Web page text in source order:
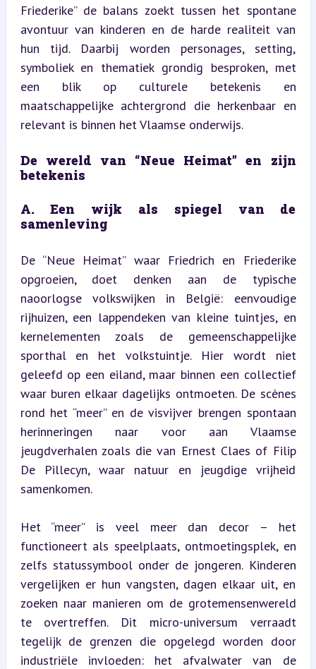
Friederike” de balans zoekt tussen het spontane
avontuur van kinderen en de harde realiteit van
hun tijd. Daarbij worden personages, setting,
symboliek en thematiek grondig besproken, met
een blik op culturele betekenis en
maatschappelijke achtergrond die herkenbaar en
relevant is binnen het Vlaamse onderwijs.
De wereld van “Neue Heimat” en zijn
betekenis
A. Een wijk als spiegel van de
samenleving
De “Neue Heimat” waar Friedrich en Friederike
opgroeien, doet denken aan de typische
naoorlogse volkswijken in België: eenvoudige
rijhuizen, een lappendeken van kleine tuintjes, en
kernelementen zoals de gemeenschappelijke
sporthal en het volkstuintje. Hier wordt niet
geleefd op een eiland, maar binnen een collectief
waar buren elkaar dagelijks ontmoeten. De scènes
rond het “meer” en de visvijver brengen spontaan
herinneringen naar voor aan Vlaamse
jeugdverhalen zoals die van Ernest Claes of Filip
De Pillecyn, waar natuur en jeugdige vrijheid
samenkomen.
Het “meer” is veel meer dan decor – het
functioneert als speelplaats, ontmoetingsplek, en
zelfs statussymbool onder de jongeren. Kinderen
vergelijken er hun vangsten, dagen elkaar uit, en
zoeken naar manieren om de grotemensenwereld
te overtreffen. Dit micro-universum verraadt
tegelijk de grenzen die opgelegd worden door
industriële invloeden: het afvalwater van de